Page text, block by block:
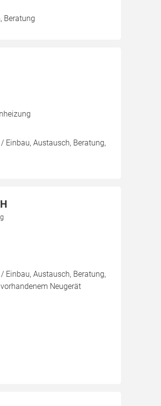
Beratung
Einbau, Austausch, Beratung,
Einbau, Austausch, Beratung,
Neugerät